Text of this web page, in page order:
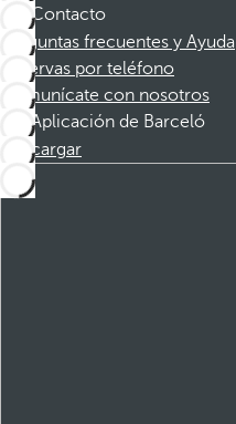
Contacto
Preguntas frecuentes y Ayuda
Reservas por teléfono
Comunícate con nosotros
Aplicación de Barceló
Descargar